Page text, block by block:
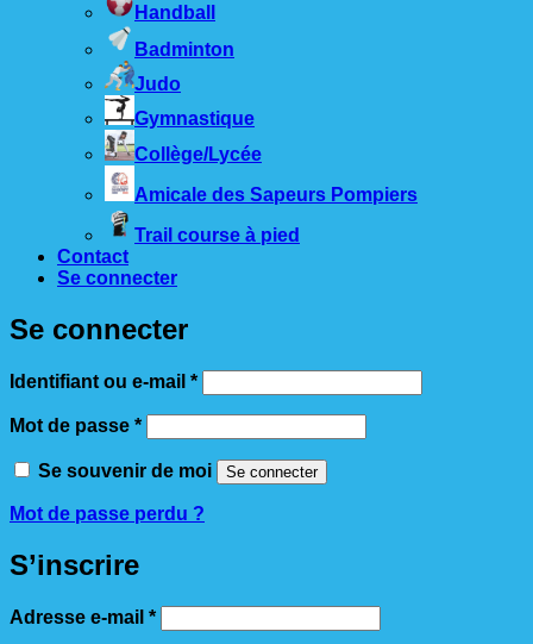
Handball
Badminton
Judo
Gymnastique
Collège/Lycée
Amicale des Sapeurs Pompiers
Trail course à pied
Contact
Se connecter
Se connecter
Identifiant ou e-mail *Obligatoire
Mot de passe *Obligatoire
Se souvenir de moi Se connecter
Mot de passe perdu ?
S’inscrire
Adresse e-mail *Obligatoire